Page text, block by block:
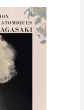
o
n
d
m
e
n